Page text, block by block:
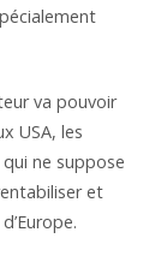
va pouvoir
USA, les
ne suppose
et